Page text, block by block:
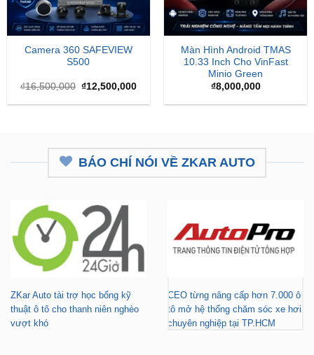
Camera 360 SAFEVIEW
S500
₫16,500,000 Giá
là:
₫12,500,000Giá
tại
Màn Hình Android TMAS
10.33 Inch Cho VinFast
Minio Green
₫8,000,000
BÁO CHÍ NÓI VỀ ZKAR AUTO
ZKar Auto tài trợ học bổng kỹ
thuật ô tô cho thanh niên nghèo
vượt khó
CEO từng nâng cấp hơn 7.000 ô
tô mở hệ thống chăm sóc xe hơi
chuyên nghiệp tại TP.HCM